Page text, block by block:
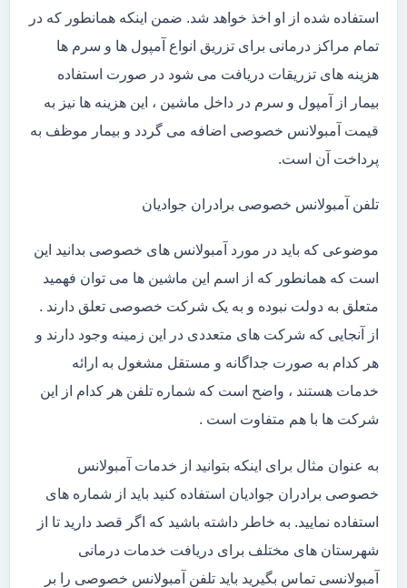
استفاده شده از او اخذ خواهد شد. ضمن اینکه همانطور که در
تمام مراکز درمانی برای تزریق انواع آمپول ها و سرم ها
هزینه های تزریقات دریافت می شود در صورت استفاده
بیمار از آمپول و سرم در داخل ماشین ، این هزینه ها نیز به
قیمت آمبولانس خصوصی اضافه می گردد و بیمار موظف به
پرداخت آن است.
تلفن آمبولانس خصوصی برادران جوادیان
موضوعی که باید در مورد آمبولانس های خصوصی بدانید این
است که همانطور که از اسم این ماشین ها می توان فهمید
متعلق به دولت نبوده و به یک شرکت خصوصی تعلق دارند .
از آنجایی که شرکت های متعددی در این زمینه وجود دارند و
هر کدام به صورت جداگانه و مستقل مشغول به ارائه
خدمات هستند ، واضح است که شماره تلفن هر کدام از این
شرکت ها با هم متفاوت است .
به عنوان مثال برای اینکه بتوانید از خدمات آمبولانس
خصوصی برادران جوادیان استفاده کنید باید از شماره های
استفاده نمایید. به خاطر داشته باشید که اگر قصد دارید تا از
شهرستان های مختلف برای دریافت خدمات درمانی
آمبولانسی تماس بگیرید باید تلفن آمبولانس خصوصی را بر